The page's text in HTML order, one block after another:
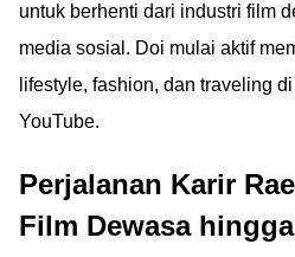
untuk berhenti dari industri film
media sosial. Doi mulai aktif
lifestyle, fashion, dan traveling
YouTube.
Perjalanan Karir
Film Dewasa